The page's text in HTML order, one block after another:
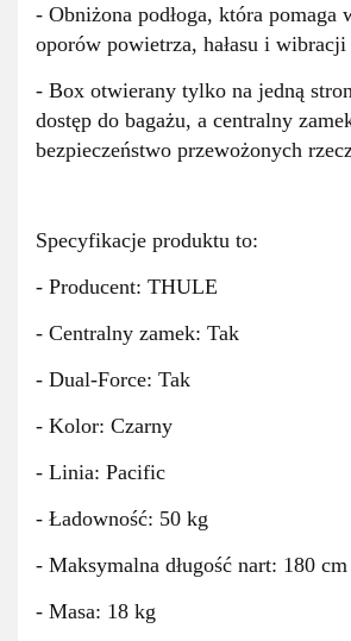
- Obniżona podłoga, która pomaga
oporów powietrza, hałasu i wibracji
- Box otwierany tylko na jedną
dostęp do bagażu, a centralny
bezpieczeństwo przewożonych
Specyfikacje produktu to:
- Producent: THULE
- Centralny zamek: Tak
- Dual-Force: Tak
- Kolor: Czarny
- Linia: Pacific
- Ładowność: 50 kg
- Maksymalna długość nart: 180 cm
- Masa: 18 kg